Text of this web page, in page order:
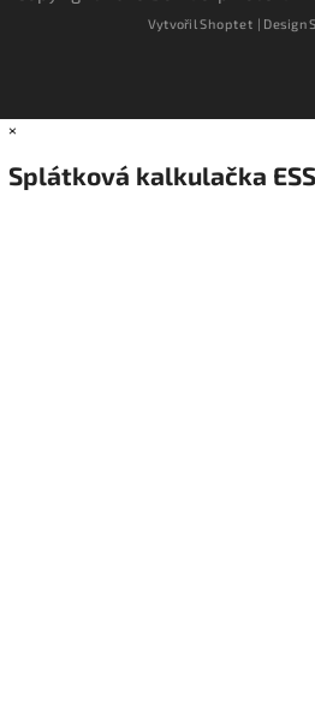
VytvořilShoptet | Design
×
Splátková kalkulačka